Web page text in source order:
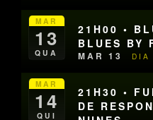
MAR
13
QUA
21H00 •
BLUES BY
MAR 13 DIA
MAR
14
QUI
21H30 •
DE